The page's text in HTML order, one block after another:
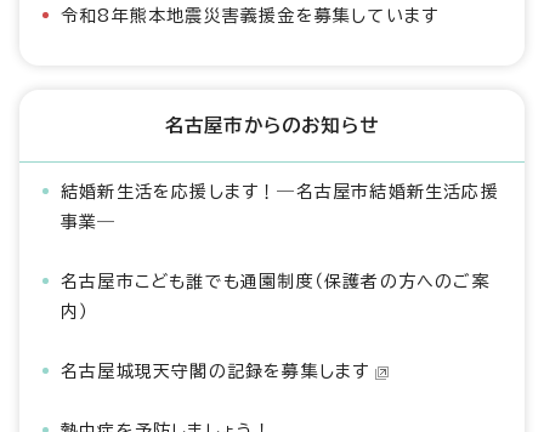
令和8年熊本地震災害義援金を募集しています
名古屋市からのお知らせ
結婚新生活を応援します！―名古屋市結婚新生活応援
事業―
名古屋市こども誰でも通園制度（保護者の方へのご案
内）
名古屋城現天守閣の記録を募集します